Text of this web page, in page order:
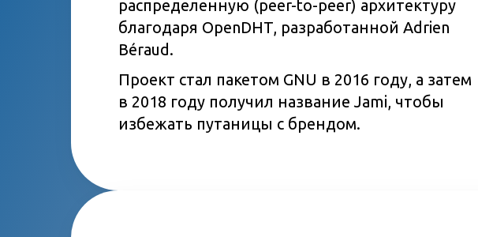
распределенную (peer-to-peer) архитектуру
благодаря OpenDHT, разработанной Adrien
Béraud.
Проект стал пакетом GNU в 2016 году, а затем
в 2018 году получил название Jami, чтобы
избежать путаницы с брендом.